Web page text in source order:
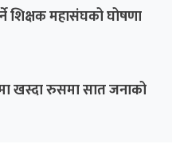
शिक्षक महासंघको घोषणा
खस्दा रुसमा सात जनाको